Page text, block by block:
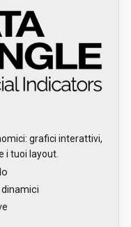
grafici interattivi,
i tuoi layout.